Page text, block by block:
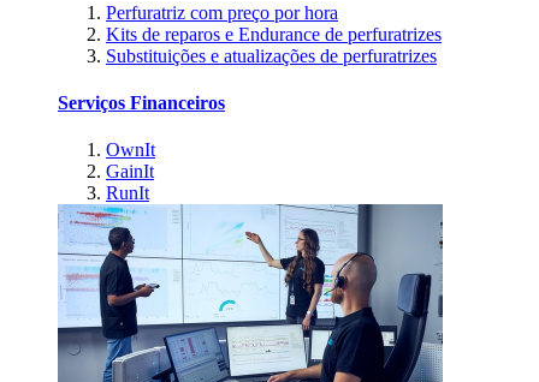
Perfuratriz com preço por hora
Kits de reparos e Endurance de perfuratrizes
Substituições e atualizações de perfuratrizes
Serviços Financeiros
OwnIt
GainIt
RunIt